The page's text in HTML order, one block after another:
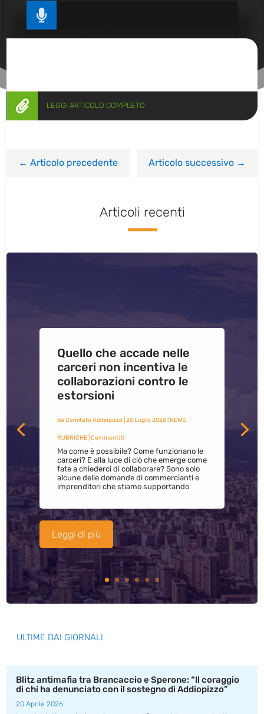

 LEGGI ARTICOLO COMPLETO
←Articolo precedente Articolo successivo→
Articoli recenti
Quello che accade nelle
carceri non incentiva le
collaborazioni contro le
estorsioni
da Comitato Addiopizzo| 25 Luglio 2026| NEWS,
RUBRICHE| Commenti 0
Ma come è possibile? Come funzionano le
carceri? E alla luce di ciò che emerge come
fate a chiederci di collaborare? Sono solo
alcune delle domande di commercianti e
imprenditori che stiamo supportando
Leggi di più
ULTIME DAI GIORNALI
Blitz antimafia tra Brancaccio e Sperone: “Il coraggio
di chi ha denunciato con il sostegno di Addiopizzo”
20 Aprile 2026